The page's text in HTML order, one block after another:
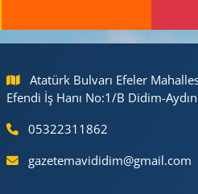
Atatürk Bulvarı Efeler
Efendi İş Hanı No:1/B Didim-Aydın
05322311862
gazetemavididim@gmail.com